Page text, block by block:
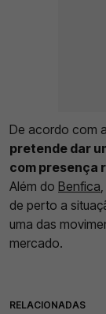
De acordo com
pretende dar
com presença
Além do Benfica
de perto a
uma das
mercado.
RELACIONADAS